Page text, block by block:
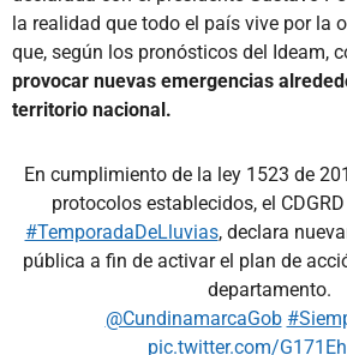
la realidad que todo el país vive por la
que, según los pronósticos del Ideam,
provocar nuevas emergencias
territorio nacional.
En cumplimiento de la ley 1523 de
protocolos establecidos, el
#TemporadaDeLluvias, declara
pública a fin de activar el plan de
departamento.
@CundinamarcaGob
pic.twitter.com/